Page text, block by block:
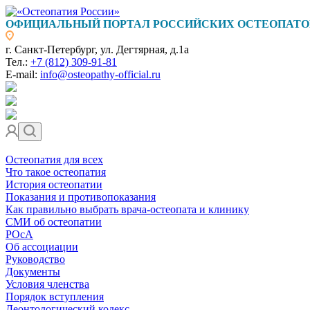
ОФИЦИАЛЬНЫЙ ПОРТАЛ РОССИЙСКИХ
г. Санкт-Петербург, ул. Дегтярная, д.1а
Тел.: +7 (812) 309-91-81
E-mail: info@osteopathy-official.ru
Остеопатия для всех
Что такое остеопатия
История остеопатии
Показания и противопоказания
Как правильно выбрать врача-остеопата и клинику
СМИ об остеопатии
РОсА
Об ассоциации
Руководство
Документы
Условия членства
Порядок вступления